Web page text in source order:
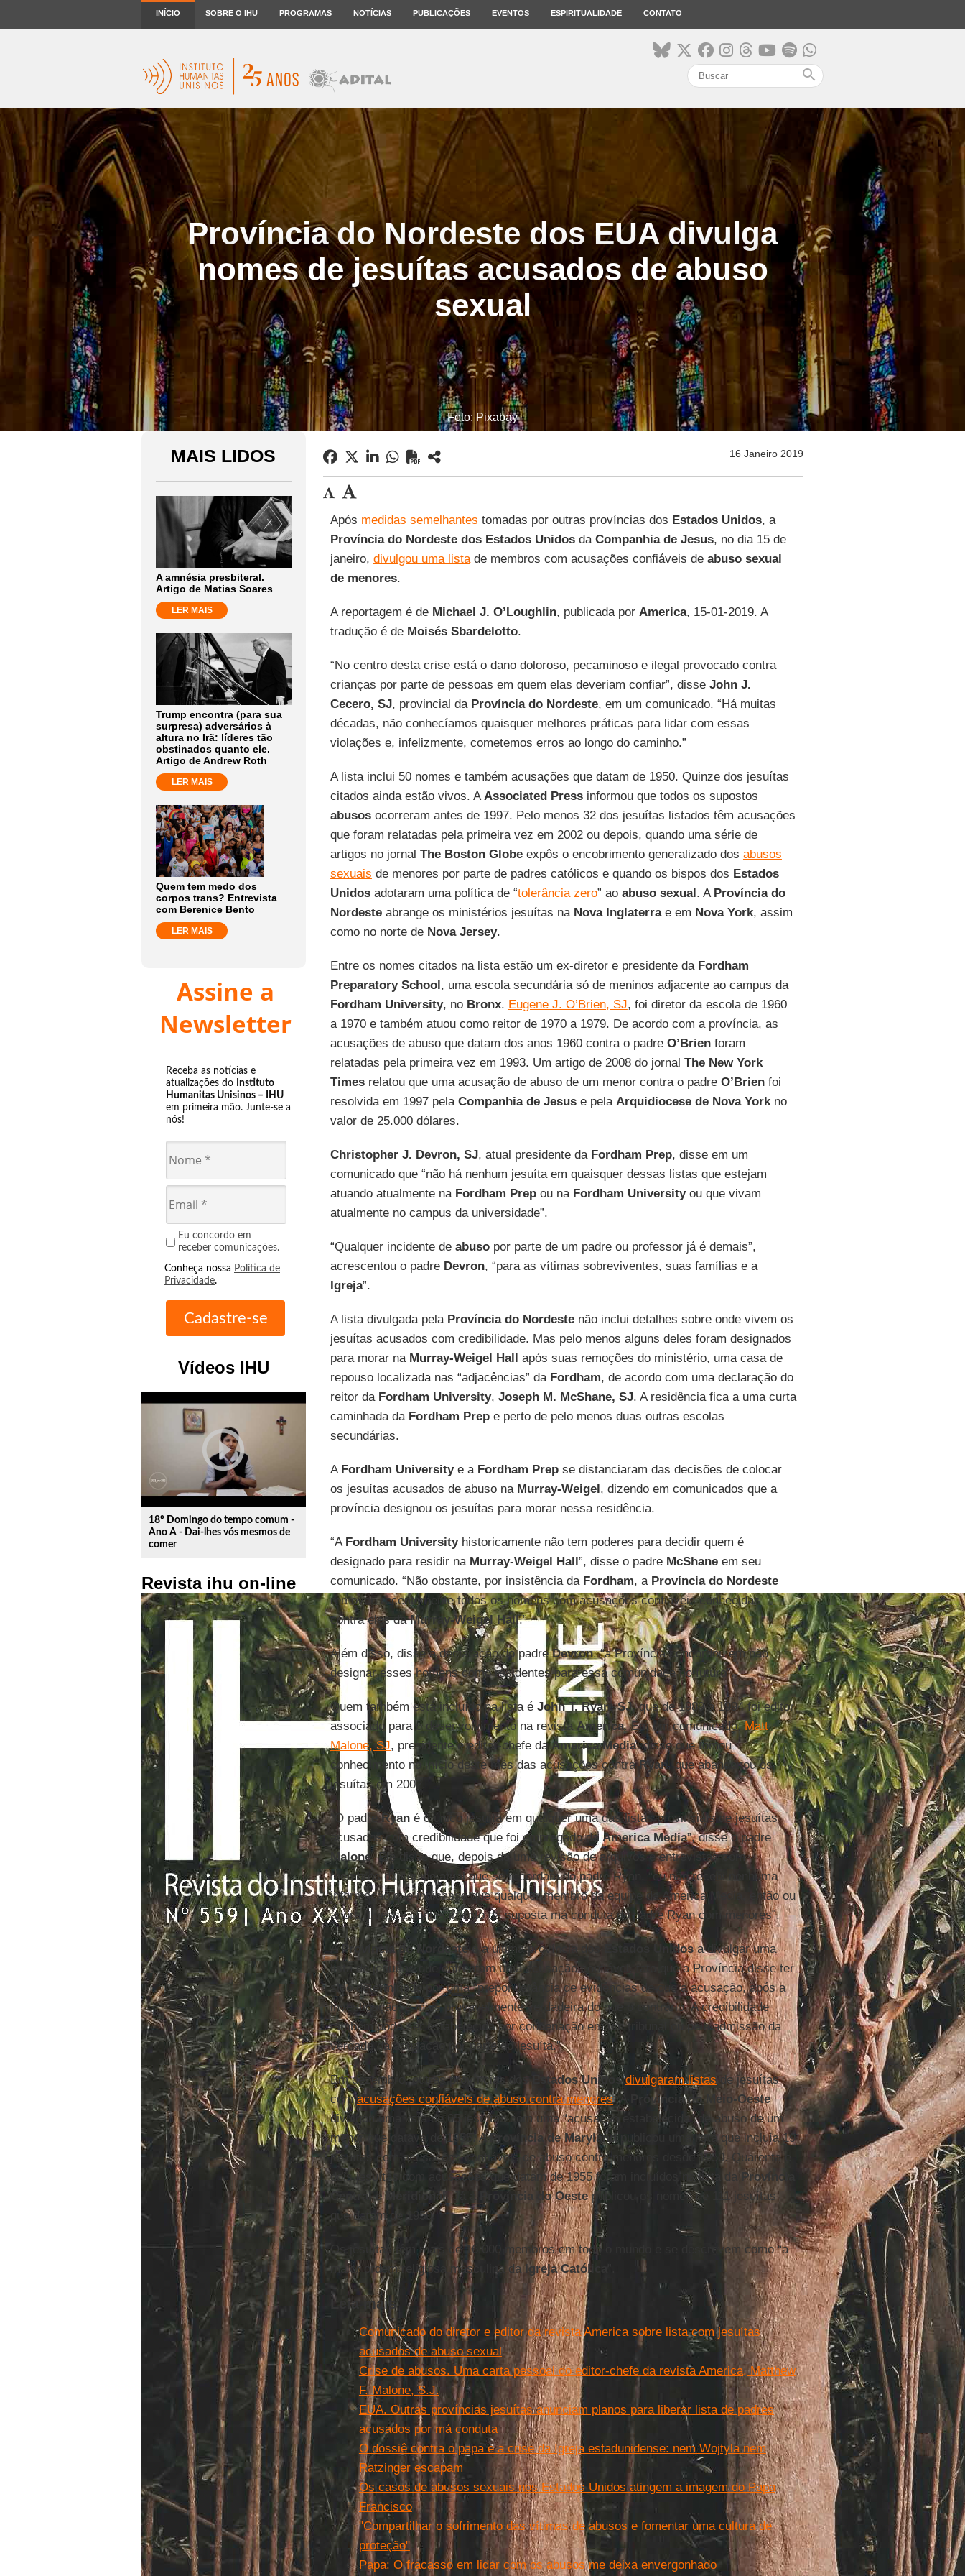
INÍCIO SOBRE O IHU PROGRAMAS NOTÍCIAS PUBLICAÇÕES EVENTOS ESPIRITUALIDADE CONTATO
search
Província do Nordeste dos EUA divulga
nomes de jesuítas acusados de abuso
sexual
Foto: Pixabay
MAIS LIDOS
A amnésia presbiteral.
Artigo de Matias Soares
LER MAIS
Trump encontra (para sua
surpresa) adversários à
altura no Irã: líderes tão
obstinados quanto ele.
Artigo de Andrew Roth
LER MAIS
Quem tem medo dos
corpos trans? Entrevista
com Berenice Bento
LER MAIS
Assine a
Newsletter
Receba as notícias e
atualizações do Instituto
Humanitas Unisinos – IHU
em primeira mão. Junte-se a
nós!
Eu concordo em
receber comunicações.
Conheça nossa Política de
Privacidade.
Vídeos IHU
play_circle_outline
18º Domingo do tempo comum -
Ano A - Dai-lhes vós mesmos de
comer
Revista ihu on-line
16 Janeiro 2019
Após medidas semelhantes tomadas por outras províncias dos Estados Unidos, a
Província do Nordeste dos Estados Unidosda Companhia de Jesus, no dia 15 de
janeiro, divulgou uma listade membros com acusações confiáveis de abuso sexual
de menores.
A reportagem é de Michael J. O’Loughlin, publicada por America, 15-01-2019. A
tradução é de Moisés Sbardelotto.
“No centro desta crise está o dano doloroso, pecaminoso e ilegal provocado contra
crianças por parte de pessoas em quem elas deveriam confiar”, disse John J.
Cecero, SJ, provincial da Província do Nordeste, em um comunicado. “Há muitas
décadas, não conhecíamos quaisquer melhores práticas para lidar com essas
violações e, infelizmente, cometemos erros ao longo do caminho.”
A lista inclui 50 nomes e também acusações que datam de 1950. Quinze dos jesuítas
citados ainda estão vivos. AAssociated Pressinformou que todos os supostos
abusosocorreram antes de 1997. Pelo menos 32 dos jesuítas listados têm acusações
que foram relatadas pela primeira vez em 2002 ou depois, quando uma série de
artigos no jornal The Boston Globeexpôs o encobrimento generalizado dos abusos
sexuais de menores por parte de padres católicos e quando os bispos dos Estados
Unidosadotaram uma política de “tolerância zero” ao abuso sexual. A Província do
Nordesteabrange os ministérios jesuítas na Nova Inglaterrae em Nova York, assim
como no norte de Nova Jersey.
Entre os nomes citados na lista estão um ex-diretor e presidente da Fordham
Preparatory School, uma escola secundária só de meninos adjacente ao campus da
Fordham University, no Bronx. Eugene J. O’Brien, SJ, foi diretor da escola de 1960
a 1970 e também atuou como reitor de 1970 a 1979. De acordo com a província, as
acusações de abuso que datam dos anos 1960 contra o padre O’Brienforam
relatadas pela primeira vez em 1993. Um artigo de 2008 do jornal The New York
Timesrelatou que uma acusação de abuso de um menor contra o padre O’Brienfoi
resolvida em 1997 pela Companhia de Jesuse pela Arquidiocese de Nova Yorkno
valor de 25.000 dólares.
Christopher J. Devron, SJ, atual presidente da Fordham Prep, disse em um
comunicado que “não há nenhum jesuíta em quaisquer dessas listas que estejam
atuando atualmente na Fordham Prepou na Fordham Universityou que vivam
atualmente no campus da universidade”.
“Qualquer incidente de abusopor parte de um padre ou professor já é demais”,
acrescentou o padre Devron, “para as vítimas sobreviventes, suas famílias e a
Igreja”.
A lista divulgada pela Província do Nordestenão inclui detalhes sobre onde vivem os
jesuítas acusados com credibilidade. Mas pelo menos alguns deles foram designados
para morar na Murray-Weigel Hall após suas remoções do ministério, uma casa de
repouso localizada nas “adjacências” da Fordham, de acordo com uma declaração do
reitor da Fordham University, Joseph M. McShane, SJ. A residência fica a uma curta
caminhada da Fordham Prepe perto de pelo menos duas outras escolas
secundárias.
A Fordham Universitye a Fordham Prepse distanciaram das decisões de colocar
os jesuítas acusados de abuso na Murray-Weigel, dizendo em comunicados que a
província designou os jesuítas para morar nessa residência.
“A Fordham Universityhistoricamente não tem poderes para decidir quem é
designado para residir na Murray-Weigel Hall”, disse o padre McShaneem seu
comunicado. “Não obstante, por insistência da Fordham, a Província do Nordeste
removeu recentemente todos os homens com acusações confiáveis conhecidas
contra eles daMurray-Weigel Hall.”
Além disso, disse a declaração do padreDevron, “a Província concordou em não
designar esses homens como residentes para essa comunidade no futuro”.
Quem também está incluído na lista é John T. Ryan, SJ, que de 1989 a 1994 foi editor
associado para o desenvolvimento na revistaAmerica. Em um comunicado,Matt
Malone, SJ, presidente e editor-chefe daAmerica Media, disse que tomou
conhecimento no início deste mês das acusações contraRyan, que abandonou os
jesuítas em 2002.
“O padreRyané o único jesuíta em qualquer uma das listas provinciais de jesuítas
acusados com credibilidade que foi empregado daAmerica Media”, disse o padre
Malone. Ele disse que, depois de uma revisão de arquivos e entrevistas com
membros da equipe atual que se recordam do padre Ryan, “eu não recebi nenhuma
informação que indicasse que qualquer membro da equipe da America Media, então ou
agora, tivesse conhecimento da suposta má conduta do padre Ryan com menores”.
AProvíncia do Nordesteé a última província dos Estados Unidosa divulgar uma
lista de jesuítas que enfrentam uma acusação confiável, fato que a Província disse ter
sido determinado por uma “preponderância de evidências de que a acusação, após a
investigação, é mais provavelmente verdadeira do que o contrário. A credibilidade
também pode ser estabelecida por condenação em um tribunal ou pela admissão da
verdade da acusação por parte do jesuíta.”
Em dezembro, outras províncias dosEstados Unidos divulgaram listas de jesuítas
comacusações confiáveis de abuso contra menores. A
Província do Meio-Oeste
divulgou uma lista de 65 jesuítas com uma “acusação estabelecida” de abuso de um
menor que datava de 1955. AProvíncia de Marylandpublicou uma lista que incluía 19
jesuítas com acusações confiáveis de abuso contra menores desde 1950. Quarenta e
dois jesuítas com acusações que datam de 1955 foram incluídos na lista da Província
Central e Meridional. Já a Província do Oestepublicou os nomes de 111 jesuítas
que datam de 1950.
Os jesuítas têm mais de 16.000 membros em todo o mundo e se descrevem como “a
maior ordem religiosa masculina da Igreja Católica
Leia mais
Comunicado do diretor e editor da revista America sobre lista com jesuítas
acusados de abuso sexual
Crise de abusos. Uma carta pessoal do editor-chefe da revista America, Matthew
F. Malone, S.J.
EUA. Outras províncias jesuítas anunciam planos para liberar lista de padres
acusados por má conduta
O dossiê contra o papa e a crise da Igreja estadunidense: nem Wojtyla nem
Ratzinger escapam
Os casos de abusos sexuais nos Estados Unidos atingem a imagem do Papa
Francisco
"Compartilhar o sofrimento das vítimas de abusos e fomentar uma cultura de
proteção"
Papa: O fracasso em lidar com os abusos me deixa envergonhado